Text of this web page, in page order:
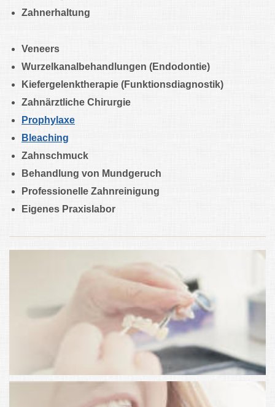
Zahnerhaltung
Veneers
Wurzelkanalbehandlungen (Endodontie)
Kiefergelenktherapie (Funktionsdiagnostik)
Zahnärztliche Chirurgie
Prophylaxe
Bleaching
Zahnschmuck
Behandlung von Mundgeruch
Professionelle Zahnreinigung
Eigenes Praxislabor